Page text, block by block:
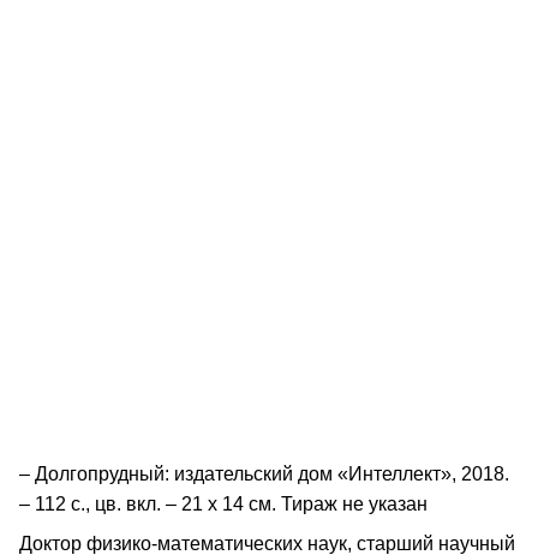
– Долгопрудный: издательский дом «Интеллект», 2018.
– 112 с., цв. вкл. – 21 х 14 см. Тираж не указан
Доктор физико-математических наук, старший научный